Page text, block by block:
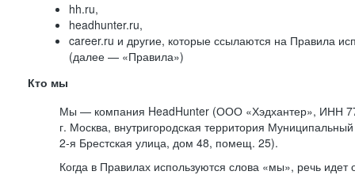
hh.ru,
headhunter.ru,
career.ru и другие, которые ссылаются на Правила
(далее — «Правила»)
Кто мы
Мы — компания HeadHunter (ООО «Хэдхантер», ИНН
г. Москва, внутригородская территория Муниципальный
2-я Брестская улица, дом 48, помещ. 25).
Когда в Правилах используются слова «мы», речь